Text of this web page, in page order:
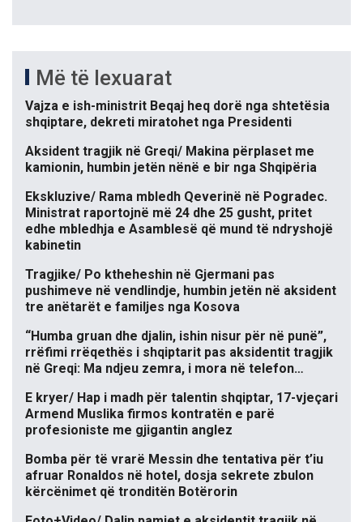
Më të lexuarat
Vajza e ish-ministrit Beqaj heq dorë nga shtetësia
shqiptare, dekreti miratohet nga Presidenti
Aksident tragjik në Greqi/ Makina përplaset me
kamionin, humbin jetën nënë e bir nga Shqipëria
Ekskluzive/ Rama mbledh Qeverinë në Pogradec.
Ministrat raportojnë më 24 dhe 25 gusht, pritet
edhe mbledhja e Asamblesë që mund të ndryshojë
kabinetin
Tragjike/ Po ktheheshin në Gjermani pas
pushimeve në vendlindje, humbin jetën në aksident
tre anëtarët e familjes nga Kosova
“Humba gruan dhe djalin, ishin nisur për në punë”,
rrëfimi rrëqethës i shqiptarit pas aksidentit tragjik
në Greqi: Ma ndjeu zemra, i mora në telefon…
E kryer/ Hap i madh për talentin shqiptar, 17-vjeçari
Armend Muslika firmos kontratën e parë
profesioniste me gjigantin anglez
Bomba për të vrarë Messin dhe tentativa për t’iu
afruar Ronaldos në hotel, dosja sekrete zbulon
kërcënimet që tronditën Botërorin